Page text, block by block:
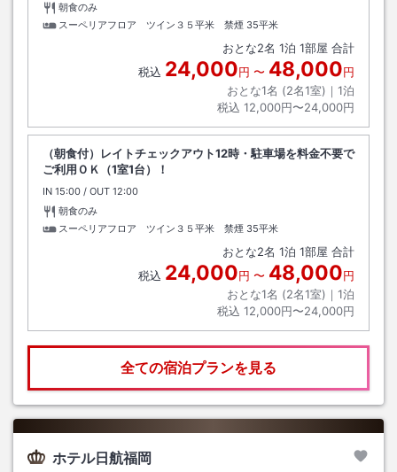
朝食のみ
スーペリアフロア ツイン３５平米 禁煙 35平米
おとな2名 1泊 1部屋 合計
税込 24,000円 〜 48,000円
おとな1名 (2名1室)｜ 1泊
税込 12,000円〜24,000円
（朝食付）レイトチェックアウト12時・駐車場を料金不要で
ご利用ＯＫ（1室1台）！
IN チェックイン
15:00 / OUT チェックアウト
12:00
朝食のみ
スーペリアフロア ツイン３５平米 禁煙 35平米
おとな2名 1泊 1部屋 合計
税込 24,000円 〜 48,000円
おとな1名 (2名1室)｜ 1泊
税込 12,000円〜24,000円
全ての宿泊プランを見る
ホテル日航福岡